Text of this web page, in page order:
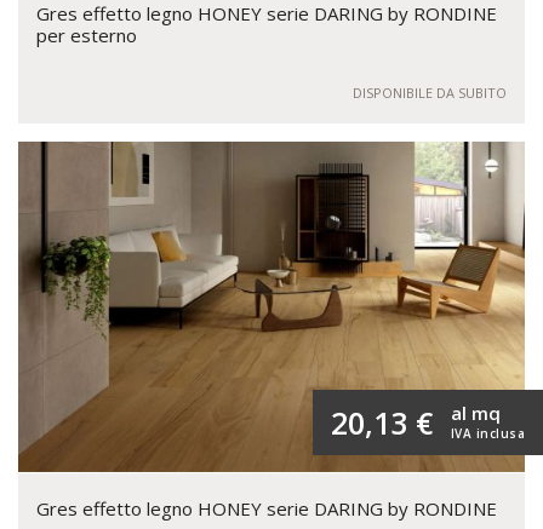
Gres effetto legno HONEY serie DARING by RONDINE
per esterno
DISPONIBILE DA SUBITO
20,13 € IVA inclusa
al mq
Gres effetto legno HONEY serie DARING by RONDINE